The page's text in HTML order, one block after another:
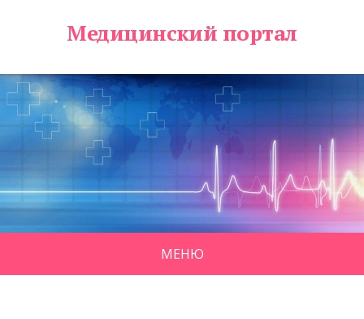
Медицинский портал
МЕНЮ